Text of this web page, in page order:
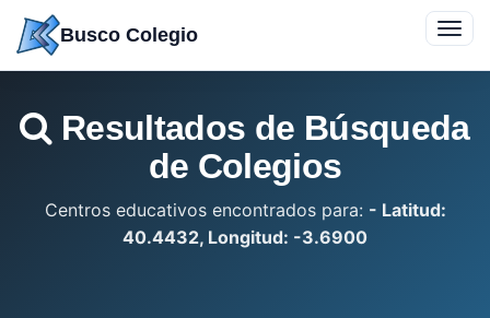
contenido
Busco Colegio
Resultados de Búsqueda
de Colegios
Centros educativos encontrados para: - Latitud:
40.4432, Longitud: -3.6900